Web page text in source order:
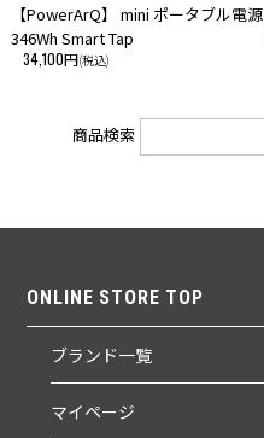
【PowerArQ】 mini ポータブル電源
346Wh Smart Tap
34,100円(税込)
商品検索
ONLINE STORE TOP
ブランド一覧
マイページ